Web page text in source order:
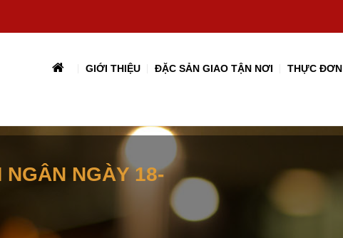
GIỚI THIỆU ĐẶC SẢN GIAO TẬN NƠI THỰC ĐƠN
NGÂN NGÀY 18-